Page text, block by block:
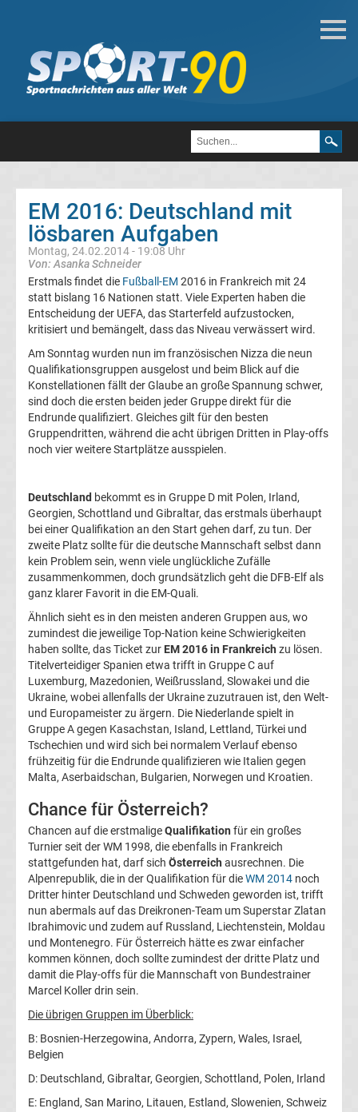
Fußball
Bundesliga
3.
Liga
DFB-
Champions
League
League
Europa
Conference
League
Premier
League
La
Liga
Serie
A
Türk.
Süper
Lig
Internat.
Fußball
UEFA
EM 2016: Deutschland mit
lösbaren Aufgaben
Montag, 24.02.2014 - 19:08 Uhr
Von: Asanka Schneider
Erstmals findet die Fußball-EM 2016 in Frankreich mit 24
statt bislang 16 Nationen statt. Viele Experten haben die
Entscheidung der UEFA, das Starterfeld aufzustocken,
kritisiert und bemängelt, dass das Niveau verwässert wird.
Am Sonntag wurden nun im französischen Nizza die neun
Qualifikationsgruppen ausgelost und beim Blick auf die
Konstellationen fällt der Glaube an große Spannung schwer,
sind doch die ersten beiden jeder Gruppe direkt für die
Endrunde qualifiziert. Gleiches gilt für den besten
Gruppendritten, während die acht übrigen Dritten in Play-offs
noch vier weitere Startplätze ausspielen.
Deutschland bekommt es in Gruppe D mit Polen, Irland,
Georgien, Schottland und Gibraltar, das erstmals überhaupt
bei einer Qualifikation an den Start gehen darf, zu tun. Der
zweite Platz sollte für die deutsche Mannschaft selbst dann
kein Problem sein, wenn viele unglückliche Zufälle
zusammenkommen, doch grundsätzlich geht die DFB-Elf als
ganz klarer Favorit in die EM-Quali.
Ähnlich sieht es in den meisten anderen Gruppen aus, wo
zumindest die jeweilige Top-Nation keine Schwierigkeiten
haben sollte, das Ticket zur EM 2016 in Frankreich zu lösen.
Titelverteidiger Spanien etwa trifft in Gruppe C auf
Luxemburg, Mazedonien, Weißrussland, Slowakei und die
Ukraine, wobei allenfalls der Ukraine zuzutrauen ist, den Welt-
und Europameister zu ärgern. Die Niederlande spielt in
Gruppe A gegen Kasachstan, Island, Lettland, Türkei und
Tschechien und wird sich bei normalem Verlauf ebenso
frühzeitig für die Endrunde qualifizieren wie Italien gegen
Malta, Aserbaidschan, Bulgarien, Norwegen und Kroatien.
Chance für Österreich?
Chancen auf die erstmaligeQualifikation für ein großes
Turnier seit der WM 1998, die ebenfalls in Frankreich
stattgefunden hat, darf sich Österreich ausrechnen. Die
Alpenrepublik, die in der Qualifikation für dieWM 2014 noch
Dritter hinter Deutschland und Schweden geworden ist, trifft
nun abermals auf das Dreikronen-Team um Superstar Zlatan
Ibrahimovic und zudem auf Russland, Liechtenstein, Moldau
und Montenegro. Für Österreich hätte es zwar einfacher
kommen können, doch sollte zumindest der dritte Platz und
damit die Play-offs für die Mannschaft von Bundestrainer
Marcel Koller drin sein.
Die übrigen Gruppen im Überblick:
B: Bosnien-Herzegowina, Andorra, Zypern, Wales, Israel,
Belgien
D: Deutschland, Gibraltar, Georgien, Schottland, Polen, Irland
E: England, San Marino, Litauen, Estland, Slowenien, Schweiz